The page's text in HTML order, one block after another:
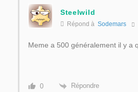
Steelwild
Répond à Sodemars
Meme a 500 généralement il y
0 Répondre